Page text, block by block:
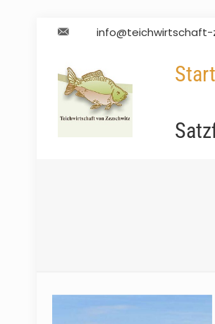
info@teichwirtschaft-